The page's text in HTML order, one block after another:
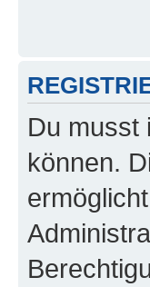
Du musst
können.